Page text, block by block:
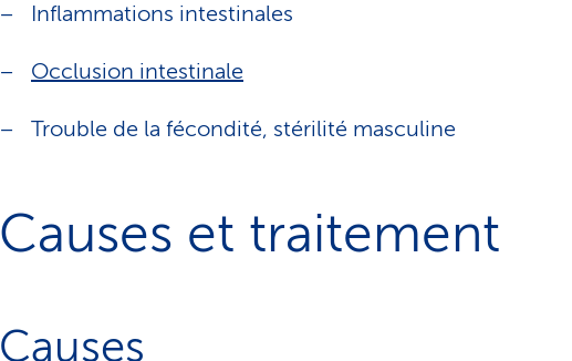
Inflammations intestinales
Occlusion intestinale
Trouble de la fécondité, stérilité masculine
Causes et traitement
Causes